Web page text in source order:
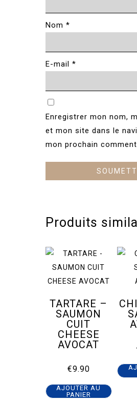
Nom *
E-mail *
Enregistrer mon nom,
et mon site dans le
mon prochain
Produits
TARTARE –
SAUMON
CUIT
CHEESE
AVOCAT
€9.90
AJOUTER AU
PANIER